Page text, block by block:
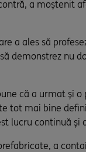
a moștenit
a ales să
demonstrez nu
că a urmat și
tot mai bine
lucru continuă și
a